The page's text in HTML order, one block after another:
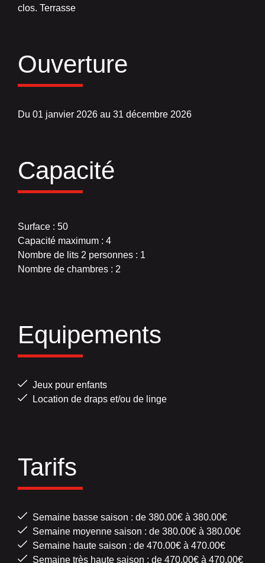
clos. Terrasse
Ouverture
Du 01 janvier 2026 au 31 décembre 2026
Capacité
Surface : 50
Capacité maximum : 4
Nombre de lits 2 personnes : 1
Nombre de chambres : 2
Equipements
Jeux pour enfants
Location de draps et/ou de linge
Tarifs
Semaine basse saison : de 380.00€ à 380.00€
Semaine moyenne saison : de 380.00€ à 380.00€
Semaine haute saison : de 470.00€ à 470.00€
Semaine très haute saison : de 470.00€ à 470.00€